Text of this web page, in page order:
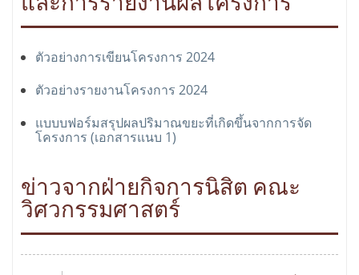
ตัวอย่างการเขียนโครงการ 2024
ตัวอย่างรายงานโครงการ 2024
แบบบฟอร์มสรุปผลปริมาณขยะที่เกิดขึ้นจากการจัด
โครงการ (เอกสารแนบ 1)
ข่าวจากฝ่ายกิจการนิสิต คณะ
วิศวกรรมศาสตร์